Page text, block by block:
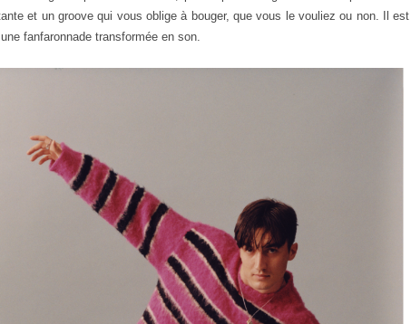
et un groove qui vousoblige à bouger, que vous le vouliez ou non. Il est
fanfaronnade transformée en son.